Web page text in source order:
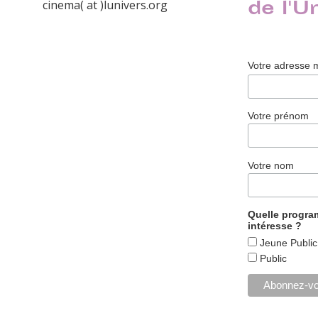
cinema( at )lunivers.org de
Votre adresse
Votre prénom
Votre nom
Quelle
intéresse ?
Jeune Public
Public